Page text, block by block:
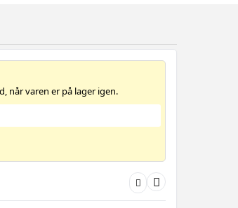
når varen er på lager igen.